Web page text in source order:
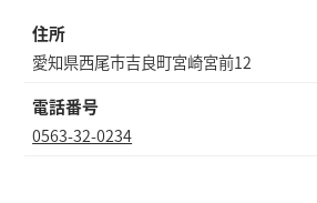
住所
愛知県西尾市吉良町宮崎宮前12
電話番号
0563-32-0234